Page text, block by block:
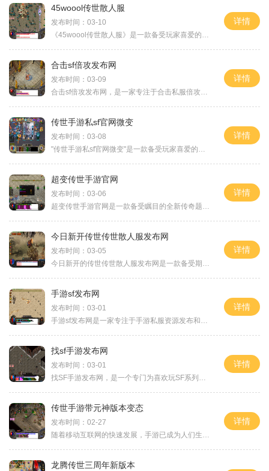
45woool传世散人服
发布时间：03-10
《45woool传世散人服》是一款备受玩家喜爱的传世散人私服游戏。它保留了传世游戏的核心玩法，与此还加入了许多独特创新的元素，为玩家提供了全新的游戏体验。玩家可以选择不同的
详情
合击sf倍攻发布网
发布时间：03-09
合击sf倍攻发布网，是一家专注于合击私服倍攻游戏的发布和推广的网络平台。倍攻游戏是一类以合作战斗为核心的多人在线角色扮演游戏，玩家可以选择不同的职业和技能，与其他玩家
详情
传世手游私sf官网微变
发布时间：03-08
"传世手游私sf官网微变"是一款备受玩家喜爱的手机游戏。它集合了传世手游和私sf的优点，给玩家带来了无与伦比的游戏体验。本文将详细介绍游戏的具体玩法，让您对游戏有更全面的
详情
超变传世手游官网
发布时间：03-06
超变传世手游官网是一款备受瞩目的全新传奇题材手机游戏，以独特的战斗系统、精美的画面和丰富的玩法而闻名于世。游戏拥有庞大的游戏世界和各类精彩的玩法，给玩家带来全新的
详情
今日新开传世传世散人服发布网
发布时间：03-05
今日新开的传世传世散人服发布网是一款备受期待的多人在线角色扮演游戏。作为传世传世散人服的新版本，它将带给玩家一场全新的冒险旅程。本文将为大家详细介绍这款游戏的具体
详情
手游sf发布网
发布时间：03-01
手游sf发布网是一家专注于手游私服资源发布和玩家交流的网站。它为广大手游爱好者提供了一个方便快捷的平台，让玩家们可以尽情享受游戏乐趣，畅聊游戏心得，互动交流。手游sf发
详情
找sf手游发布网
发布时间：03-01
找SF手游发布网，是一个专门为喜欢玩SF系列游戏的玩家提供最新游戏资讯和发布信息的网站。SF系列游戏以其刺激的战斗画面和丰富的玩法而受到广大玩家的追捧。无论你是喜欢射击还
详情
传世手游带元神版本变态
发布时间：02-27
随着移动互联网的快速发展，手游已成为人们生活中不可或缺的一部分。传世手游带元神版本变态，作为经典传世手游的升级版，给玩家带来了更多的挑战和乐趣。下面就让我们一起来
详情
龙腾传世三周年新版本